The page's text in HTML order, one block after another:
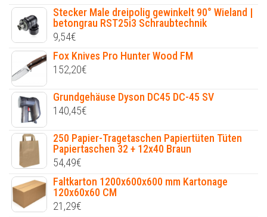
Stecker Male dreipolig gewinkelt 90° Wieland |
betongrau RST25i3 Schraubtechnik
9,54€
Fox Knives Pro Hunter Wood FM
152,20€
Grundgehäuse Dyson DC45 DC-45 SV
140,45€
250 Papier-Tragetaschen Papiertüten Tüten
Papiertaschen 32 + 12x40 Braun
54,49€
Faltkarton 1200x600x600 mm Kartonage
120x60x60 CM
21,29€